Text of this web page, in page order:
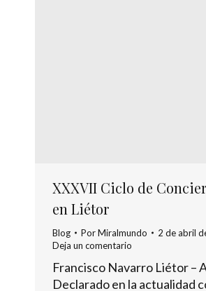
XXXVII Ciclo de
en Liétor
Blog PorMiralmundo
2 de abril
Deja un comentario
Francisco Navarro Liétor –
Declarado en la actualidad